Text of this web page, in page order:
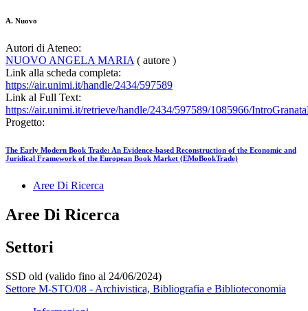
A. Nuovo
Autori di Ateneo:
NUOVO ANGELA MARIA ( autore )
Link alla scheda completa:
https://air.unimi.it/handle/2434/597589
Link al Full Text:
https://air.unimi.it/retrieve/handle/2434/597589/1085966/
Progetto:
The Early Modern Book Trade: An Evidence-based Reconstruction of the Economic and
Juridical Framework of the European Book Market (EMoBookTrade)
Aree Di Ricerca
Aree Di Ricerca
Settori
SSD old (valido fino al 24/06/2024)
Settore M-STO/08 - Archivistica, Bibliografia e Biblioteconomia